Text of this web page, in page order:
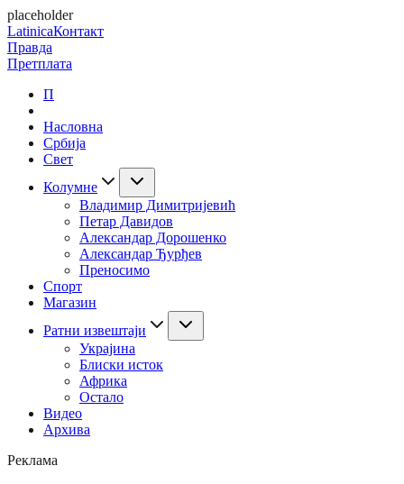
placeholder
LatinicaКонтакт
Правда
Претплата
П
Насловна
Србија
Свет
Колумне
Владимир Димитријевић
Петар Давидов
Александар Дорошенко
Александар Ђурђев
Преносимо
Спорт
Магазин
Ратни извештаји
Украјина
Блиски исток
Африка
Остало
Видео
Архива
Реклама